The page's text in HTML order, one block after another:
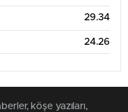
29.34
24.26
köşe yazıları,